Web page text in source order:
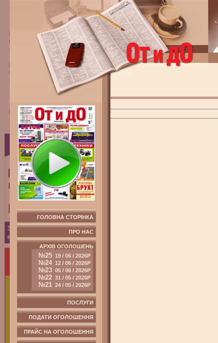
ГОЛОВНА СТОРІНКА
ПРО НАС
АРХІВ ОГОЛОШЕНЬ
№25 19 / 06 / 2026Р
№24 12 / 06 / 2026Р
№23 05 / 06 / 2026Р
№22 31 / 05 / 2026Р
№21 24 / 05 / 2026Р
ПОСЛУГИ
ПОДАТИ ОГОЛОШЕННЯ
ПРАЙС НА ОГОЛОШЕННЯ